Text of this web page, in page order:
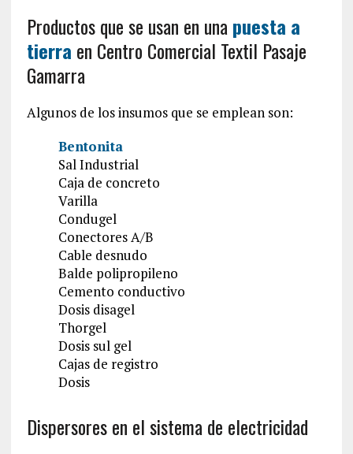
Productos que se usan en unapuesta a
tierra en Centro Comercial Textil Pasaje
Gamarra
Algunos de los insumos que se emplean son:
Bentonita
Sal Industrial
Caja de concreto
Varilla
Condugel
Conectores A/B
Cable desnudo
Balde polipropileno
Cemento conductivo
Dosis disagel
Thorgel
Dosis sul gel
Cajas de registro
Dosis
Dispersores en el sistema de electricidad